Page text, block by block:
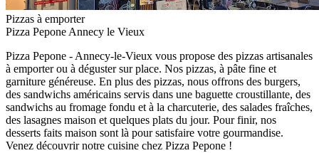
Pizzas à emporter
Pizza Pepone Annecy le Vieux
Pizza Pepone - Annecy-le-Vieux vous propose des pizzas artisanales
à emporter ou à déguster sur place. Nos pizzas, à pâte fine et
garniture généreuse. En plus des pizzas, nous offrons des burgers,
des sandwichs américains servis dans une baguette croustillante, des
sandwichs au fromage fondu et à la charcuterie, des salades fraîches,
des lasagnes maison et quelques plats du jour. Pour finir, nos
desserts faits maison sont là pour satisfaire votre gourmandise.
Venez découvrir notre cuisine chez Pizza Pepone !